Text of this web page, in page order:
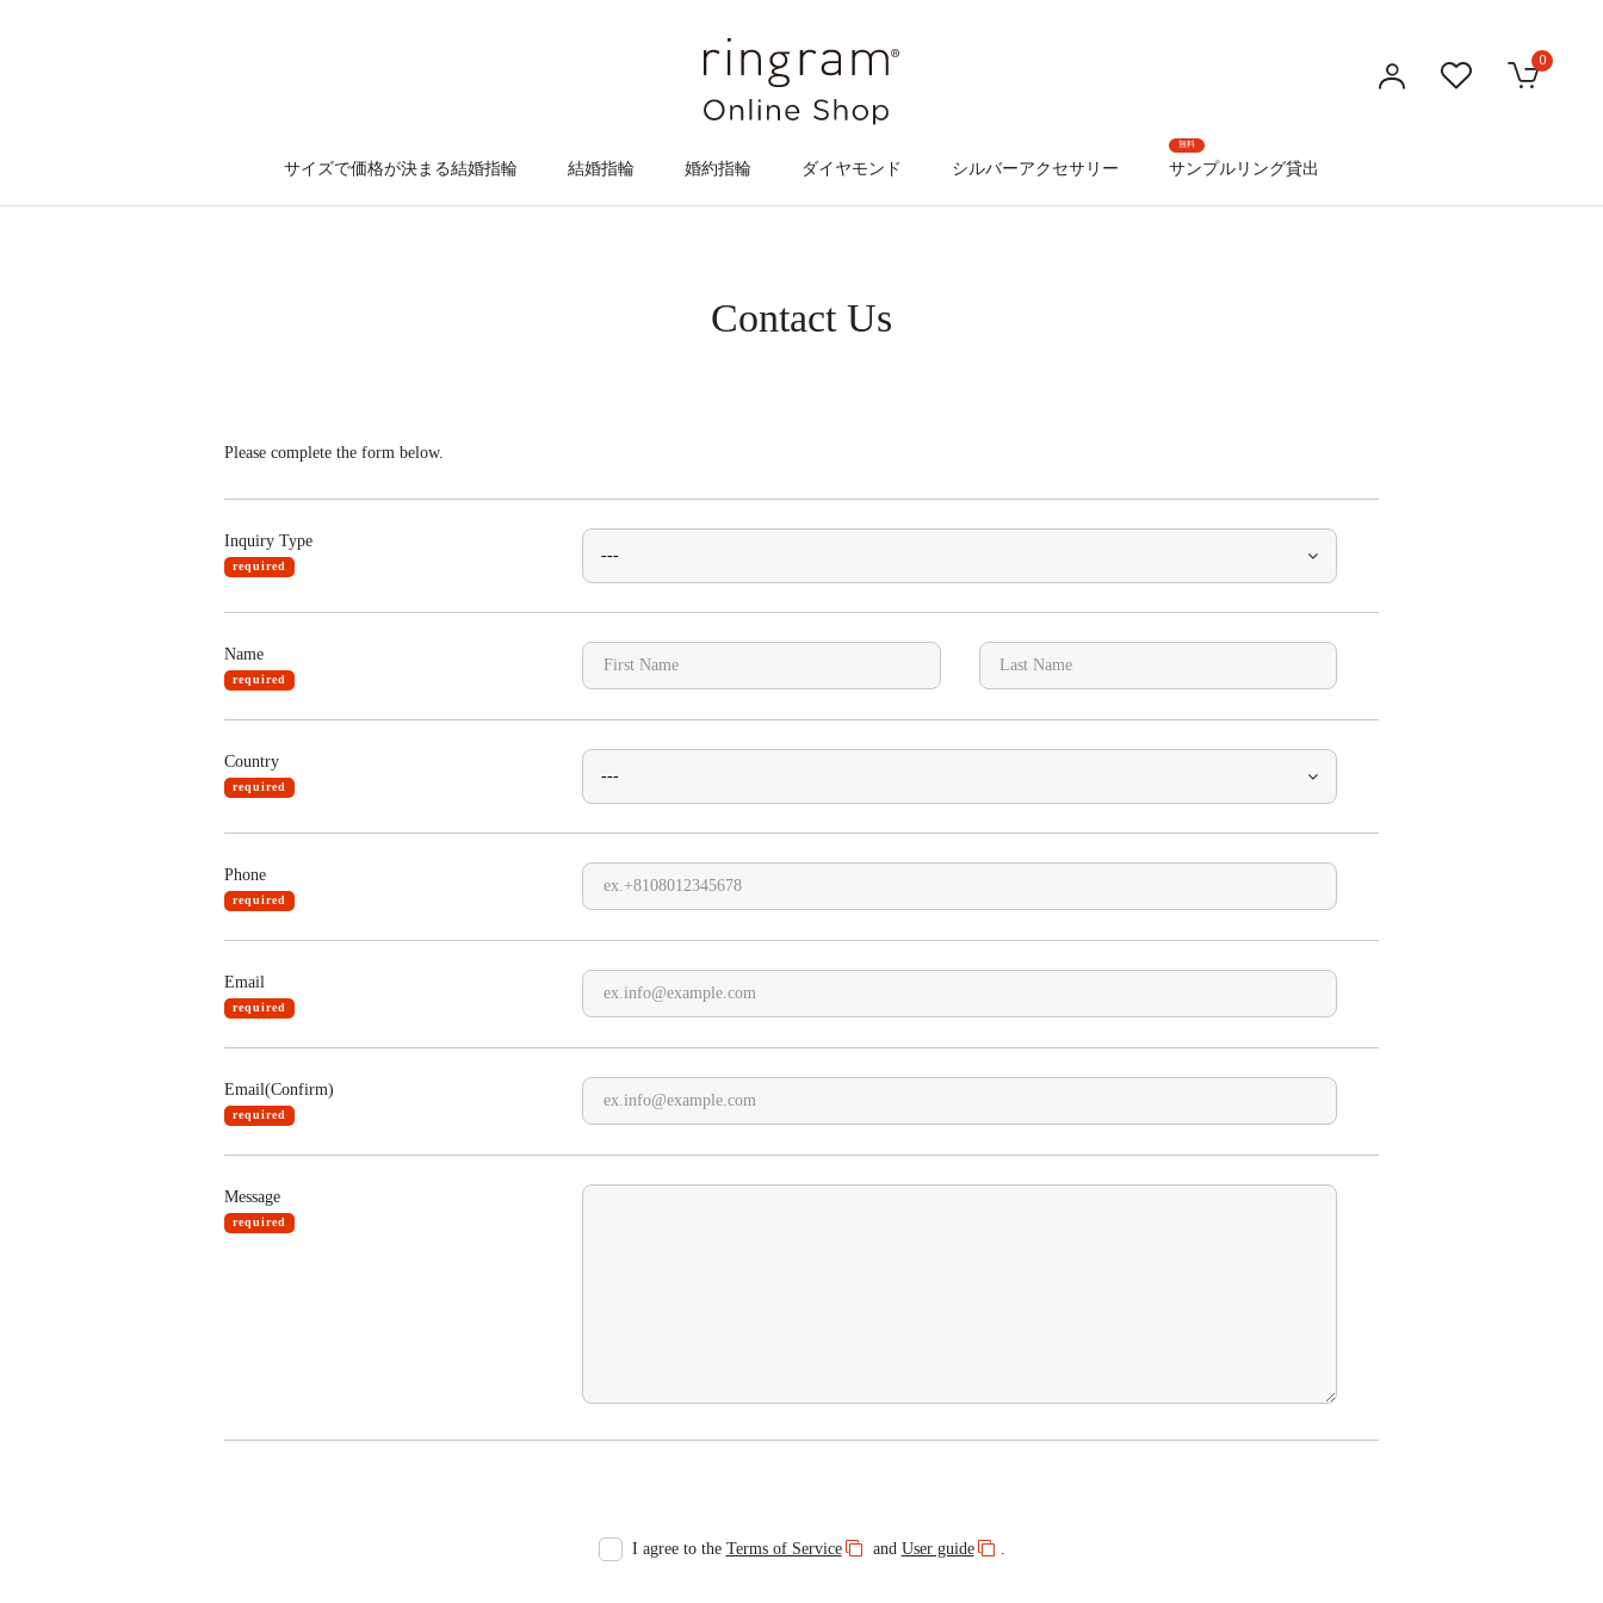
サイズで価格が決まる結婚指輪 結婚指輪 婚約指輪 ダイヤモンド シルバーアクセサリー
無料
サンプルリング貸出
0
Contact Us
Please complete the form below.
Inquiry Type
required
Name
required
Country
required
Phone
required
Email
required
Email(Confirm)
required
Message
required
I agree to the Terms of Service and User guide .